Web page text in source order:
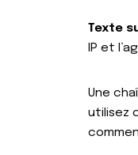
Texte
IP et
Une
utilisez